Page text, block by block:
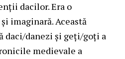
dacilor. Era o
imaginară. Această
daci/danezi și geți/goți a
medievale a